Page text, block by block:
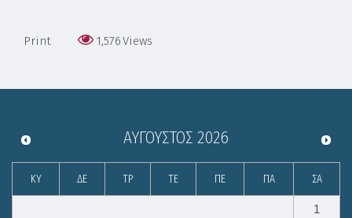
Print 1,576Views
ΑΎΓΟΥΣΤΟΣ 2026
ΚΥ ΔΕ ΤΡ ΤΕ ΠΕ ΠΑ ΣΑ
1